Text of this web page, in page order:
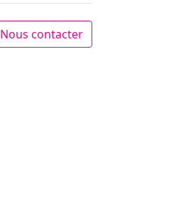
Nous contacter